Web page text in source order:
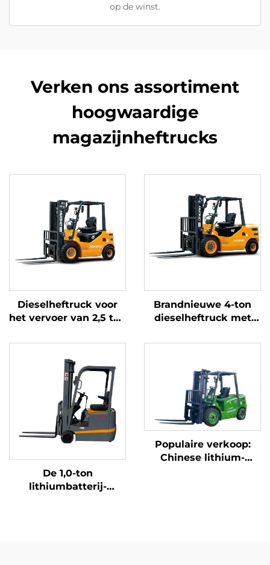
op de winst.
Verken ons assortiment
hoogwaardige
magazijnheftrucks
Dieselheftruck voor
het vervoer van 2,5 ton
eenvoudige bediening
en lossen op een
hoogte tot 4 m
Brandnieuwe 4-ton
dieselheftruck met
Japanse ISUZU-motor
De 1,0-ton
lithiumbatterij-
Populaire verkoop:
Chinese lithium-